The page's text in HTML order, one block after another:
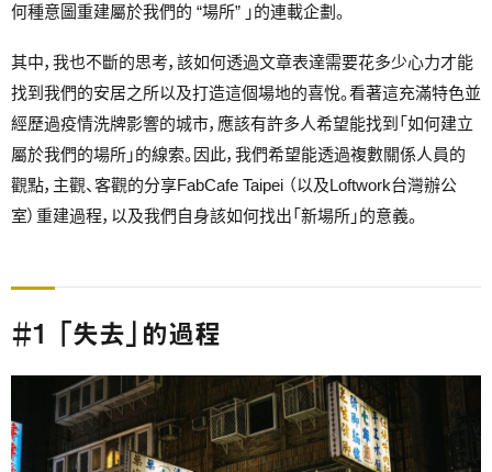
何種意圖重建屬於我們的 “場所” 」的連載企劃。
其中，我也不斷的思考，該如何透過文章表達需要花多少心力才能
找到我們的安居之所以及打造這個場地的喜悅。看著這充滿特色並
經歷過疫情洗牌影響的城市，應該有許多人希望能找到「如何建立
屬於我們的場所」的線索。因此，我們希望能透過複數關係人員的
觀點，主觀、客觀的分享FabCafe Taipei （以及Loftwork台灣辦公
室）重建過程，以及我們自身該如何找出「新場所」的意義。
＃1 「失去」的過程